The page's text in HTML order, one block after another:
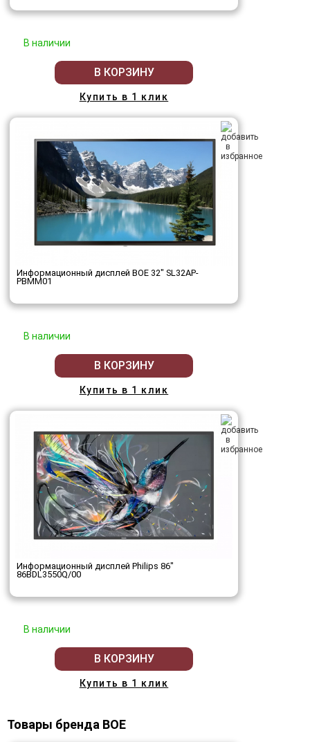
В наличии
В КОРЗИНУ
Купить в 1 клик
Информационный дисплей BOE 32" SL32AP-
PBMM01
В наличии
В КОРЗИНУ
Купить в 1 клик
Информационный дисплей Philips 86"
86BDL3550Q/00
В наличии
В КОРЗИНУ
Купить в 1 клик
Товары бренда BOE